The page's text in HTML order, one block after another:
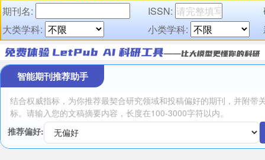
期刊名: ISSN:
大类学科:
小类学科:
智能期刊推荐助手
推荐偏好: